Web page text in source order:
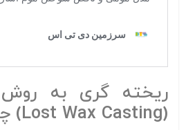
ریخته‌ گری به
(Lost Wax Casting) چیست؟